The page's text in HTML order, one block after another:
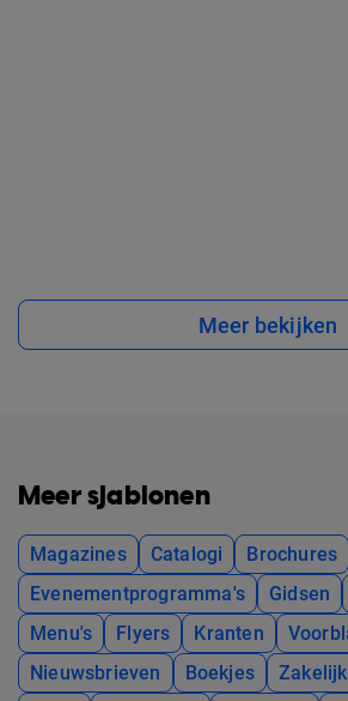
Meer bekijken
Meer sjablonen
Magazines Catalogi Brochures
Evenementprogramma's
Gidsen
Menu's
Flyers Kranten
Nieuwsbrieven
Boekjes